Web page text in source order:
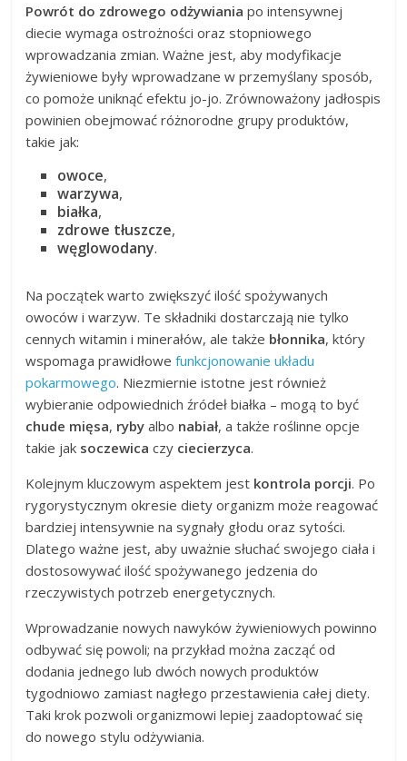
Powrót do zdrowego odżywiania po intensywnej
diecie wymaga ostrożności oraz stopniowego
wprowadzania zmian. Ważne jest, aby modyfikacje
żywieniowe były wprowadzane w przemyślany sposób,
co pomoże uniknąć efektu jo-jo. Zrównoważony jadłospis
powinien obejmować różnorodne grupy produktów,
takie jak:
owoce,
warzywa,
białka,
zdrowe tłuszcze,
węglowodany.
Na początek warto zwiększyć ilość spożywanych
owoców i warzyw. Te składniki dostarczają nie tylko
cennych witamin i minerałów, ale także błonnika, który
wspomaga prawidłowefunkcjonowanie układu
pokarmowego. Niezmiernie istotne jest również
wybieranie odpowiednich źródeł białka – mogą to być
chude mięsa, ryby albo nabiał, a także roślinne opcje
takie jak soczewica czy ciecierzyca.
Kolejnym kluczowym aspektem jest kontrola porcji. Po
rygorystycznym okresie diety organizm może reagować
bardziej intensywnie na sygnały głodu oraz sytości.
Dlatego ważne jest, aby uważnie słuchać swojego ciała i
dostosowywać ilość spożywanego jedzenia do
rzeczywistych potrzeb energetycznych.
Wprowadzanie nowych nawyków żywieniowych powinno
odbywać się powoli; na przykład można zacząć od
dodania jednego lub dwóch nowych produktów
tygodniowo zamiast nagłego przestawienia całej diety.
Taki krok pozwoli organizmowi lepiej zaadoptować się
do nowego stylu odżywiania.